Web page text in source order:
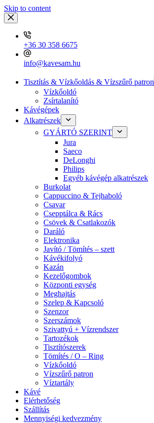
Skip to content
+36 30 358 6675
info@kavesam.hu
Tisztítás & Vízkőoldás & Vízszűrő patron
Vízkőoldó
Zsírtalanító
Kávégépek
Alkatrészek
GYÁRTÓ SZERINT
Jura
Saeco
DeLonghi
Philips
Egyéb kávégép alkatrészek
Burkolat
Cappuccino & Tejhaboló
Csavar
Csepptálca & Rács
Csövek & Csatlakozók
Daráló
Elektronika
Javító / Tömítés – szett
Kávékifolyó
Kazán
Kezelőgombok
Központi egység
Meghajtás
Szelep & Kapcsoló
Szenzor
Szerszámok
Szivattyú + Vízrendszer
Tartozékok
Tisztítószerek
Tömítés / O – Ring
Vízkőoldó
Vízszűrő patron
Víztartály
Kávé
Elérhetőség
Szállítás
Mennyiségi kedvezmény